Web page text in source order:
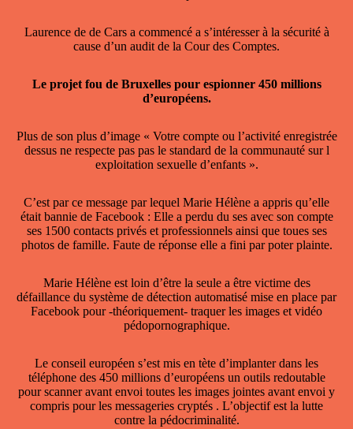
Laurence de de Cars a commencé a s’intéresser à la sécurité à
cause d’un audit de la Cour des Comptes.
Le projet fou de Bruxelles pour espionner 450 millions
d’européens.
Plus de son plus d’image « Votre compte ou l’activité enregistrée
dessus ne respecte pas pas le standard de la communauté sur l
exploitation sexuelle d’enfants ».
C’est par ce message par lequel Marie Hélène a appris qu’elle
était bannie de Facebook : Elle a perdu du ses avec son compte
ses 1500 contacts privés et professionnels ainsi que toues ses
photos de famille. Faute de réponse elle a fini par poter plainte.
Marie Hélène est loin d’être la seule a être victime des
défaillance du système de détection automatisé mise en place par
Facebook pour -théoriquement- traquer les images et vidéo
pédopornographique.
Le conseil européen s’est mis en tète d’implanter dans les
téléphone des 450 millions d’européens un outils redoutable
pour scanner avant envoi toutes les images jointes avant envoi y
compris pour les messageries cryptés . L’objectif est la lutte
contre la pédocriminalité.